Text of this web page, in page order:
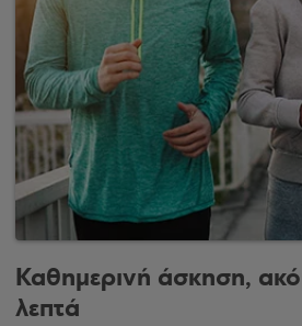
Καθημερινή άσκηση,
λεπτά